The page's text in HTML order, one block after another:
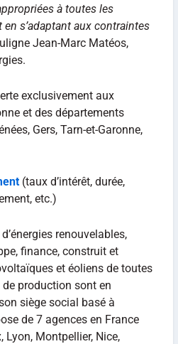
à toutes les
s’adaptant aux contraintes
Jean-Marc Matéos,
exclusivement aux
et des départements
Gers, Tarn-et-Garonne,
(taux d’intérêt, durée,
etc.)
renouvelables,
finance, construit et
et éoliens de toutes
production sont en
siège social basé à
de 7 agences en France
Lyon, Montpellier, Nice,